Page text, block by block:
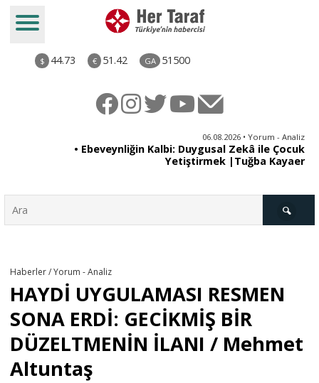
$ 44.73 € 51.42 GA 51500
06.08.2026 • Yorum - Analiz
• Ebeveynliğin Kalbi: Duygusal Zekâ ile Çocuk
Yetiştirmek |Tuğba Kayaer
Derkenar
Sivil Toplum
Haberler / Yorum - Analiz
HAYDİ UYGULAMASI RESMEN
SONA ERDİ: GECİKMİŞ BİR
DÜZELTMENİN İLANI / Mehmet
Altuntaş